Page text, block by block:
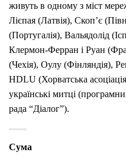
живуть в одному з міст
Лієпая (Латвія), Скоп’є
(Португалія), Вальядолід
Клермон-Ферран і Руан
(Чехія), Оулу (Фінляндія),
HDLU (Хорватська
українські митці
рада “Діалог”).
Сума